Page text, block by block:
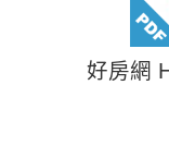
好房網